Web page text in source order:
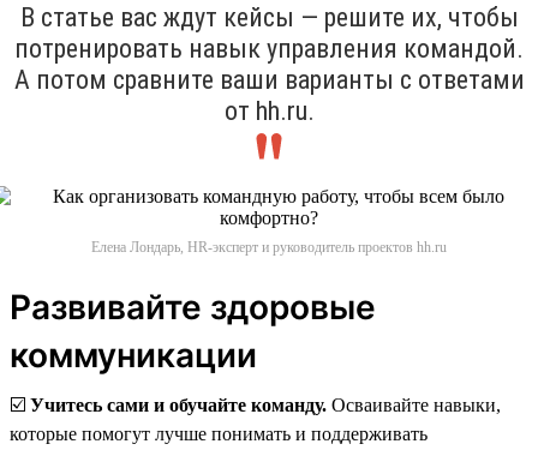
В статье вас ждут кейсы — решите их, чтобы
потренировать навык управления командой.
А потом сравните ваши варианты с ответами
от hh.ru.
Елена Лондарь, HR-эксперт и руководитель проектов hh.ru
Развивайте здоровые
коммуникации
☑️ Учитесь сами и обучайте команду. Осваивайте навыки,
которые помогут лучше понимать и поддерживать